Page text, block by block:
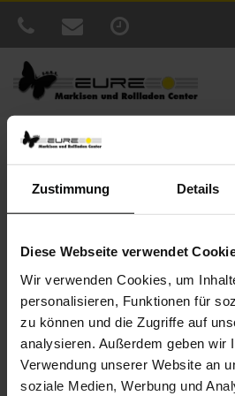
Zustimmung Details
Diese Webseite verwendet
Wir verwenden Cookies, um
personalisieren, Funktionen für
zu können und die Zugriffe auf
analysieren. Außerdem geben wir
Verwendung unserer Website an
soziale Medien, Werbung und
Der
Veröffentlicht
28. Juni 2019
Tage
Mit steigenden Temperaturen steigt
einem effektiven Sonnenschutz.
nicht in Ihre vier Räume, sondern
direkt mit einem außenliegenden
Außenjalousie, Rollladen oder
Sie eine große Auswahl an Produkten